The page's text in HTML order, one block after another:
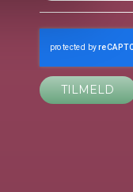
TILMELD